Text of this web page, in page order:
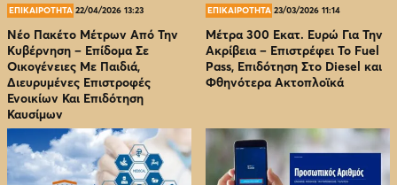
ΕΠΙΚΑΙΡΟΤΗΤΑ 22/04/2026 13:23
Νέο Πακέτο Μέτρων Από Την
Κυβέρνηση – Επίδομα Σε
Οικογένειες Με Παιδιά,
Διευρυμένες Επιστροφές
Ενοικίων Και Επιδότηση
Καυσίμων
ΕΠΙΚΑΙΡΟΤΗΤΑ 23/03/2026 11:14
Μέτρα 300 Εκατ. Ευρώ Για Την
Ακρίβεια – Επιστρέφει Το Fuel
Pass, Επιδότηση Στο Diesel και
Φθηνότερα Ακτοπλοϊκά